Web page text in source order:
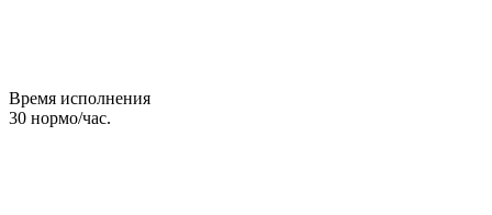
Время исполнения
30 нормо/час.